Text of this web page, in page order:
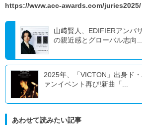
https://www.acc-awards.com/juries2025/
山﨑賢人、EDIFIERアンバ
の親近感とグローバル志向...
2025年、「VICTON」出身ド
ァンイベント再び!新曲「...
あわせて読みたい記事